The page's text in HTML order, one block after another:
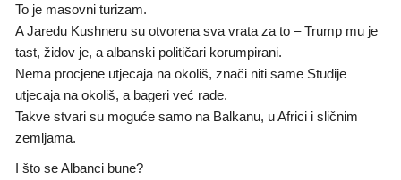
To je masovni turizam.
A Jaredu Kushneru su otvorena sva vrata za to – Trump mu je
tast, židov je, a albanski političari korumpirani.
Nema procjene utjecaja na okoliš, znači niti same Studije
utjecaja na okoliš, a bageri već rade.
Takve stvari su moguće samo na Balkanu, u Africi i sličnim
zemljama.
I što se Albanci bune?